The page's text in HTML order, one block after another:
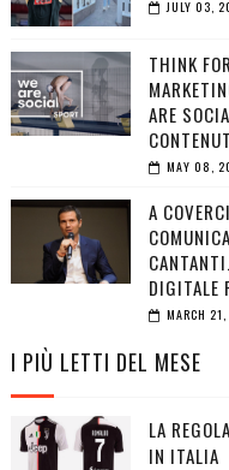
JULY 03,
THINK
ARE
MAY 08,
A
DIGITALE
MARCH
I PIÙ LETTI DEL MESE
LA
IN ITALIA